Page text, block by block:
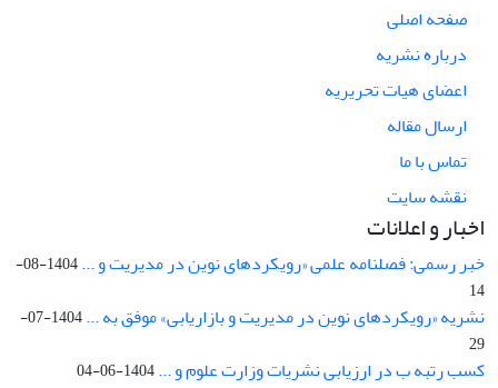
صفحه اصلی
درباره نشریه
اعضای هیات تحریریه
ارسال مقاله
تماس با ما
نقشه سایت
اخبار و اعلانات
خبر رسمی: فصلنامه علمی «رویکردهای نوین در مدیریت و ...
1404-08-
14
نشریه «رویکردهای نوین در مدیریت و بازاریابی» موفق به ...
1404-07-
29
کسب رتبه ب در ارزیابی نشریات وزارت علوم و ...1404-06-04